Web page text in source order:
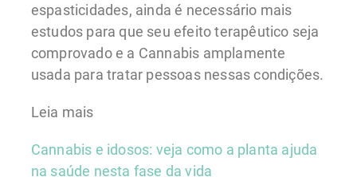
espasticidades, ainda é necessário mais
estudos para que seu efeito terapêutico seja
comprovado e a Cannabis amplamente
usada para tratar pessoas nessas condições.
Leia mais
Cannabis e idosos: veja como a planta ajuda
na saúde nesta fase da vida